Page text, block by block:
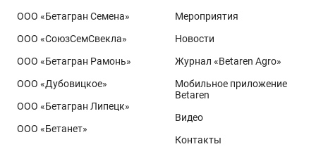
ООО «Бетагран Семена»
ООО «СоюзСемСвекла»
ООО «Бетагран Рамонь»
ООО «Дубовицкое»
ООО «Бетагран Липецк»
ООО «Бетанет»
Мероприятия
Новости
Журнал «Betaren Agro»
Мобильное приложение
Betaren
Видео
Контакты